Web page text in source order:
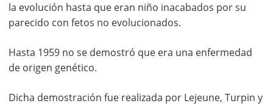
la evolución hasta que eran niño inacabados por su
parecido con fetos no evolucionados.
Hasta 1959 no se demostró que era una enfermedad
de origen genético.
Dicha demostración fue realizada por Lejeune, Turpin y